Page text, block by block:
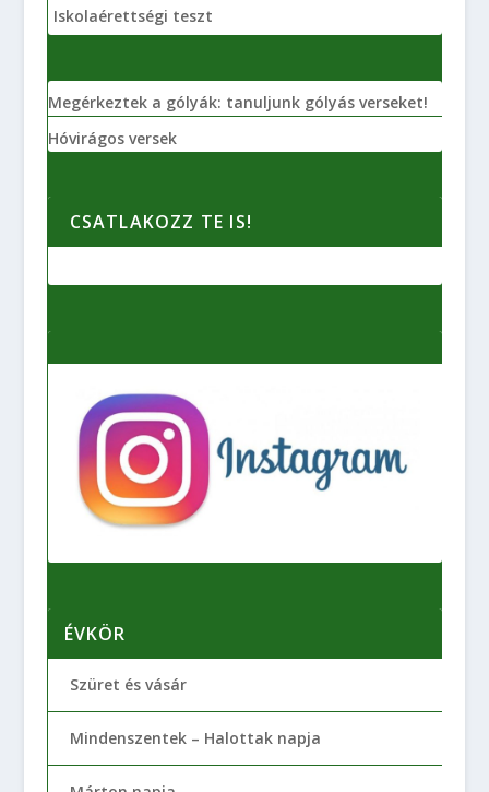
Iskolaérettségi teszt
Megérkeztek a gólyák: tanuljunk gólyás verseket!
Hóvirágos versek
CSATLAKOZZ TE IS!
ÉVKÖR
Szüret és vásár
Mindenszentek – Halottak napja